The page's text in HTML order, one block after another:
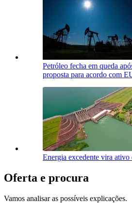
Petróleo fecha em queda
proposta para acordo com
Energia excedente vira ativo
Oferta e procura
Vamos analisar as possíveis explicações.